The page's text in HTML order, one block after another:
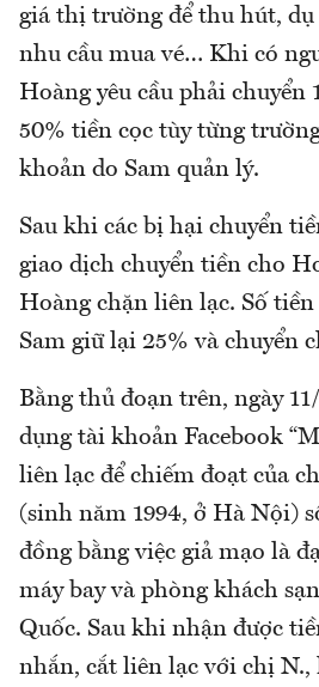
giá thị trường để thu hút,
nhu cầu mua vé… Khi có
Hoàng yêu cầu phải chuyển
50% tiền cọc tùy từng
khoản do Sam quản lý.
Sau khi các bị hại chuyển
giao dịch chuyển tiền cho
Hoàng chặn liên lạc. Số
Sam giữ lại 25% và chuyển
Bằng thủ đoạn trên, ngày
dụng tài khoản Facebook
liên lạc để chiếm đoạt của
(sinh năm 1994, ở Hà Nội)
đồng bằng việc giả mạo là
máy bay và phòng khách
Quốc. Sau khi nhận được
nhắn, cắt liên lạc với chị